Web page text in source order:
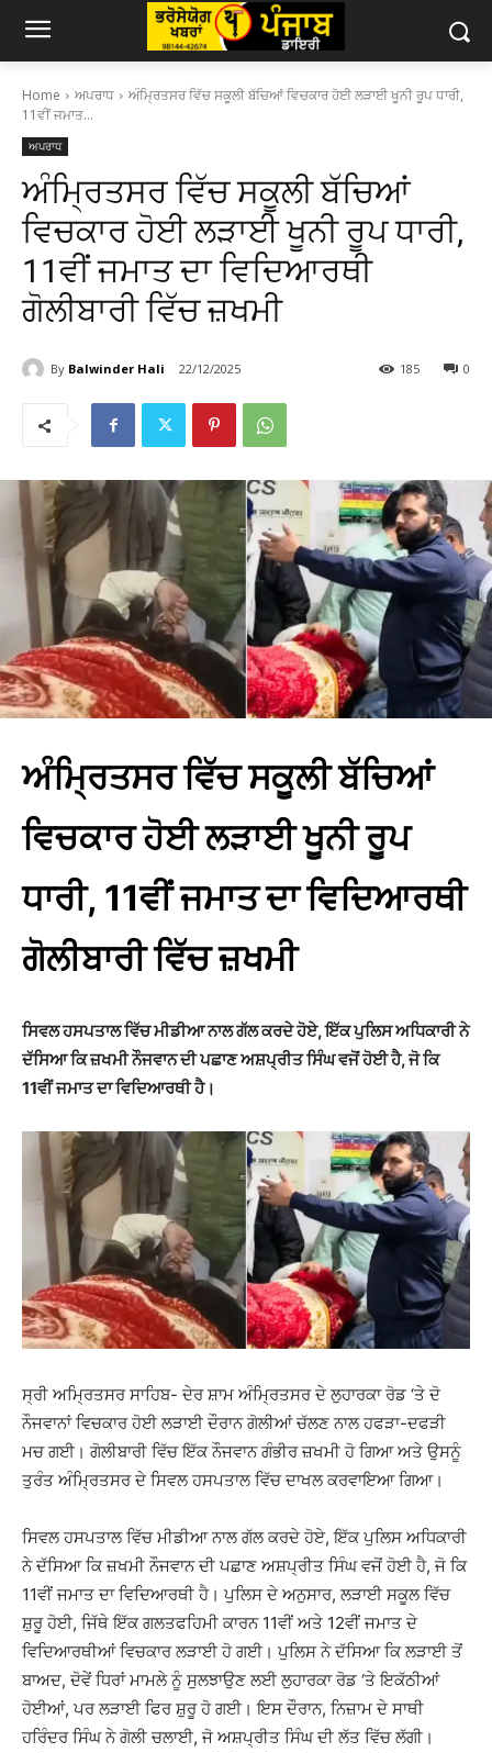
Home ਅਪਰਾਧ
ਅੰਮ੍ਰਿਤਸਰ ਵਿੱਚ ਸਕੂਲੀ ਬੱਚਿਆਂ ਵਿਚਕਾਰ ਹੋਈ ਲੜਾਈ ਖੂਨੀ ਰੂਪ ਧਾਰੀ,
11ਵੀਂ ਜਮਾਤ...
ਅਪਰਾਧ
ਅੰਮ੍ਰਿਤਸਰ ਵਿੱਚ ਸਕੂਲੀ ਬੱਚਿਆਂ
ਵਿਚਕਾਰ ਹੋਈ ਲੜਾਈ ਖੂਨੀ ਰੂਪ ਧਾਰੀ,
11ਵੀਂ ਜਮਾਤ ਦਾ ਵਿਦਿਆਰਥੀ
ਗੋਲੀਬਾਰੀ ਵਿੱਚ ਜ਼ਖਮੀ
By Balwinder Hali 22/12/2025 0
185
ਅੰਮ੍ਰਿਤਸਰ ਵਿੱਚ ਸਕੂਲੀ ਬੱਚਿਆਂ
ਵਿਚਕਾਰ ਹੋਈ ਲੜਾਈ ਖੂਨੀ ਰੂਪ
ਧਾਰੀ, 11ਵੀਂ ਜਮਾਤ ਦਾ ਵਿਦਿਆਰਥੀ
ਗੋਲੀਬਾਰੀ ਵਿੱਚ ਜ਼ਖਮੀ
ਸਿਵਲ ਹਸਪਤਾਲ ਵਿੱਚ ਮੀਡੀਆ ਨਾਲ ਗੱਲ ਕਰਦੇ ਹੋਏ, ਇੱਕ ਪੁਲਿਸ ਅਧਿਕਾਰੀ ਨੇ
ਦੱਸਿਆ ਕਿ ਜ਼ਖਮੀ ਨੌਜਵਾਨ ਦੀ ਪਛਾਣ ਅਸ਼ਪ੍ਰੀਤ ਸਿੰਘ ਵਜੋਂ ਹੋਈ ਹੈ, ਜੋ ਕਿ
11ਵੀਂ ਜਮਾਤ ਦਾ ਵਿਦਿਆਰਥੀ ਹੈ।
ਸ੍ਰੀ ਅਮ੍ਰਿਤਸਰ ਸਾਹਿਬ- ਦੇਰ ਸ਼ਾਮ ਅੰਮ੍ਰਿਤਸਰ ਦੇ ਲੁਹਾਰਕਾ ਰੋਡ ‘ਤੇ ਦੋ
ਨੌਜਵਾਨਾਂ ਵਿਚਕਾਰ ਹੋਈ ਲੜਾਈ ਦੌਰਾਨ ਗੋਲੀਆਂ ਚੱਲਣ ਨਾਲ ਹਫੜਾ-ਦਫੜੀ
ਮਚ ਗਈ। ਗੋਲੀਬਾਰੀ ਵਿੱਚ ਇੱਕ ਨੌਜਵਾਨ ਗੰਭੀਰ ਜ਼ਖਮੀ ਹੋ ਗਿਆ ਅਤੇ ਉਸਨੂੰ
ਤੁਰੰਤ ਅੰਮ੍ਰਿਤਸਰ ਦੇ ਸਿਵਲ ਹਸਪਤਾਲ ਵਿੱਚ ਦਾਖਲ ਕਰਵਾਇਆ ਗਿਆ।
ਸਿਵਲ ਹਸਪਤਾਲ ਵਿੱਚ ਮੀਡੀਆ ਨਾਲ ਗੱਲ ਕਰਦੇ ਹੋਏ, ਇੱਕ ਪੁਲਿਸ ਅਧਿਕਾਰੀ
ਨੇ ਦੱਸਿਆ ਕਿ ਜ਼ਖਮੀ ਨੌਜਵਾਨ ਦੀ ਪਛਾਣ ਅਸ਼ਪ੍ਰੀਤ ਸਿੰਘ ਵਜੋਂ ਹੋਈ ਹੈ, ਜੋ ਕਿ
11ਵੀਂ ਜਮਾਤ ਦਾ ਵਿਦਿਆਰਥੀ ਹੈ। ਪੁਲਿਸ ਦੇ ਅਨੁਸਾਰ, ਲੜਾਈ ਸਕੂਲ ਵਿੱਚ
ਸ਼ੁਰੂ ਹੋਈ, ਜਿੱਥੇ ਇੱਕ ਗਲਤਫਹਿਮੀ ਕਾਰਨ 11ਵੀਂ ਅਤੇ 12ਵੀਂ ਜਮਾਤ ਦੇ
ਵਿਦਿਆਰਥੀਆਂ ਵਿਚਕਾਰ ਲੜਾਈ ਹੋ ਗਈ। ਪੁਲਿਸ ਨੇ ਦੱਸਿਆ ਕਿ ਲੜਾਈ ਤੋਂ
ਬਾਅਦ, ਦੋਵੇਂ ਧਿਰਾਂ ਮਾਮਲੇ ਨੂੰ ਸੁਲਝਾਉਣ ਲਈ ਲੁਹਾਰਕਾ ਰੋਡ ‘ਤੇ ਇਕੱਠੀਆਂ
ਹੋਈਆਂ, ਪਰ ਲੜਾਈ ਫਿਰ ਸ਼ੁਰੂ ਹੋ ਗਈ। ਇਸ ਦੌਰਾਨ, ਨਿਜ਼ਾਮ ਦੇ ਸਾਥੀ
ਹਰਿੰਦਰ ਸਿੰਘ ਨੇ ਗੋਲੀ ਚਲਾਈ, ਜੋ ਅਸ਼ਪ੍ਰੀਤ ਸਿੰਘ ਦੀ ਲੱਤ ਵਿੱਚ ਲੱਗੀ।